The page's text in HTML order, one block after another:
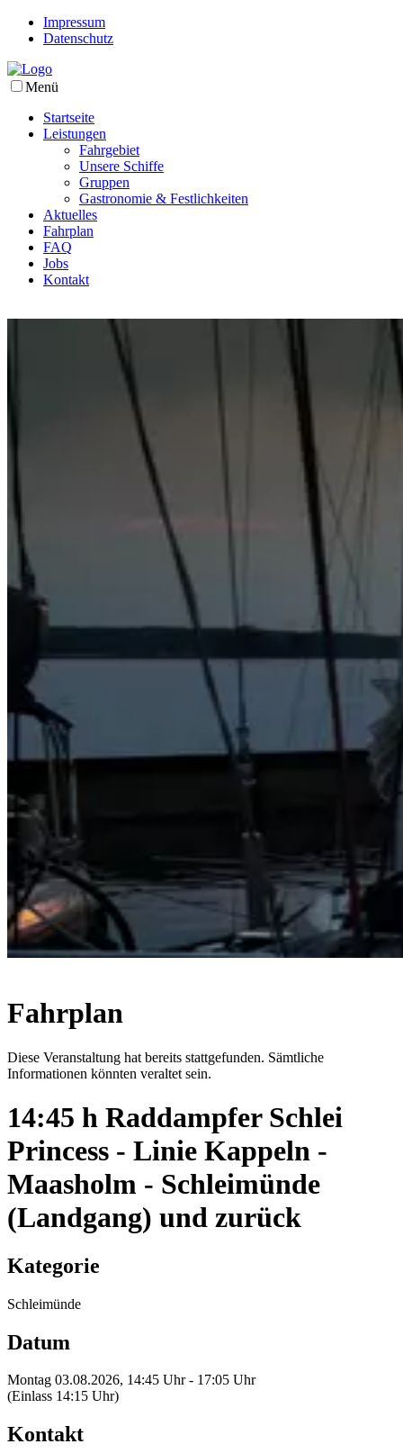
Impressum
Datenschutz
Menü
Startseite
Leistungen
Fahrgebiet
Unsere Schiffe
Gruppen
Gastronomie & Festlichkeiten
Aktuelles
Fahrplan
FAQ
Jobs
Kontakt
Fahrplan
Diese Veranstaltung hat bereits stattgefunden. Sämtliche
Informationen könnten veraltet sein.
14:45 h Raddampfer Schlei
Princess - Linie Kappeln -
Maasholm - Schleimünde
(Landgang) und zurück
Kategorie
Schleimünde
Datum
Montag 03.08.2026, 14:45 Uhr - 17:05 Uhr
(Einlass 14:15 Uhr)
Kontakt